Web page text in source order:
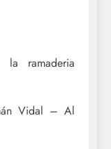
ramaderia
Vidal – Al